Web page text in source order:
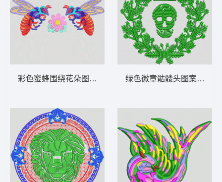
彩色蜜蜂围绕花朵图案 蜜蜂 绿色徽章骷髅头图案 男装